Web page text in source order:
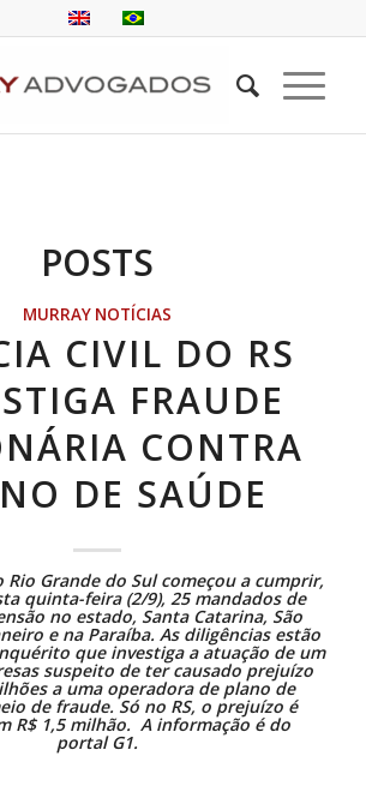
POSTS
MURRAY NOTÍCIAS
CIVIL DO RS
FRAUDE
CONTRA
DE SAÚDE
Rio Grande do Sul começou a cumprir,
quinta-feira (2/9), 25 mandados de
no estado, Santa Catarina, São
e na Paraíba. As diligênciasestão
que investiga a atuação de um
suspeito de ter causado prejuízo
a uma operadora de plano de
de fraude. Só no RS, o prejuízo é
R$ 1,5 milhão. A informação é do
portal G1.